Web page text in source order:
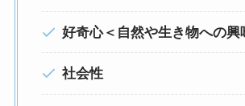
好奇心＜自然や生き物への興
社会性